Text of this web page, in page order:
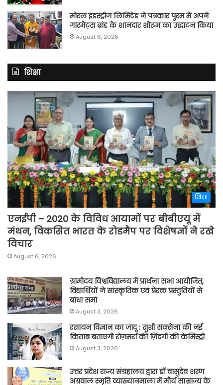
मोरल इंडस्ट्रीज लिमिटेड ने पत्रकार पुरम में अपने
गारमेंट्स ब्रांड के शानदार शोरूम का उद्घाटन किया
August 6, 2026
शिक्षा
शिक्षा
एनईपी – 2020 के विविध आयामों पर बीबीएयू में
मंथन, विकसित भारत के रोडमैप पर विशेषज्ञों ने रखे
विचार
August 6, 2026
ग्रामोदय विश्वविद्यालय में प्रार्थना सभा आयोजित,
विद्यार्थियों ने सांस्कृतिक एवं प्रेरक प्रस्तुतियों से
बांधा समां
August 3, 2026
रसायन विज्ञान का जादू : सुशी सक्सेना की नई
किताब बताएगी रोज़मर्रा की ज़िंदगी की केमिस्ट्री
August 3, 2026
उत्तर प्रदेश राज्य संग्रहालय द्वारा डॉ वासुदेव शरण
अग्रवाल स्मृति व्याख्यानमाला में मौर्य साम्राज्य के